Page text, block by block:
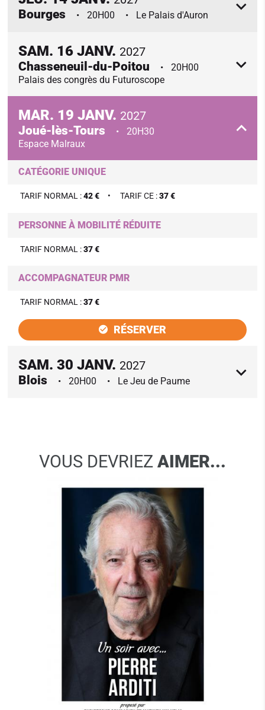
Bourges
20H00 Le Palais d'Auron
SAM. 16 JANV. 2027
Chasseneuil-du-Poitou
20H00
Palais des congrès du Futuroscope
MAR. 19 JANV. 2027
Joué-lès-Tours
20H30
Espace Malraux
CATÉGORIE UNIQUE
TARIF NORMAL :42 € TARIF CE :37 €
PERSONNE À MOBILITÉ RÉDUITE
TARIF NORMAL :37 €
ACCOMPAGNATEUR PMR
TARIF NORMAL :37 €
RÉSERVER
SAM. 30 JANV. 2027
Blois
20H00 Le Jeu de Paume
VOUS DEVRIEZ AIMER...